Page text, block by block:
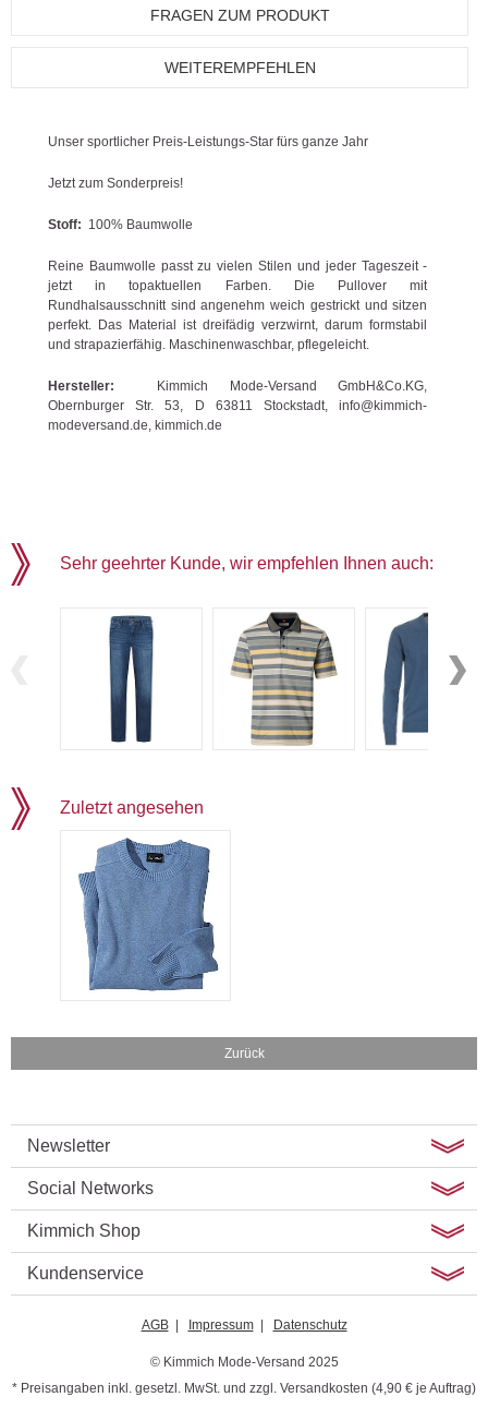
FRAGEN ZUM PRODUKT
WEITEREMPFEHLEN
Unser sportlicher Preis-Leistungs-Star fürs ganze Jahr
Jetzt zum Sonderpreis!
Stoff: 100% Baumwolle
Reine Baumwolle passt zu vielen Stilen und jeder Tageszeit -
jetzt in topaktuellen Farben. Die Pullover mit
Rundhalsausschnitt sind angenehm weich gestrickt und sitzen
perfekt. Das Material ist dreifädig verzwirnt, darum formstabil
und strapazierfähig. Maschinenwaschbar, pflegeleicht.
Hersteller: Kimmich Mode-Versand GmbH&Co.KG,
Obernburger Str. 53, D 63811 Stockstadt, info@kimmich-
modeversand.de, kimmich.de
Sehr geehrter Kunde, wir empfehlen Ihnen auch:
Zuletzt angesehen
Zurück
Newsletter
Social Networks
Kimmich Shop
Kundenservice
AGB| Impressum| Datenschutz
© Kimmich Mode-Versand 2025
* Preisangaben inkl. gesetzl. MwSt. und zzgl. Versandkosten (4,90 € je Auftrag)